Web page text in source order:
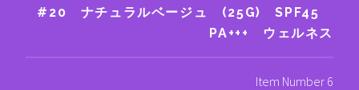
#20 ナチュラルベージュ (25G) SPF45
PA+++ ウェルネス
Item Number 6